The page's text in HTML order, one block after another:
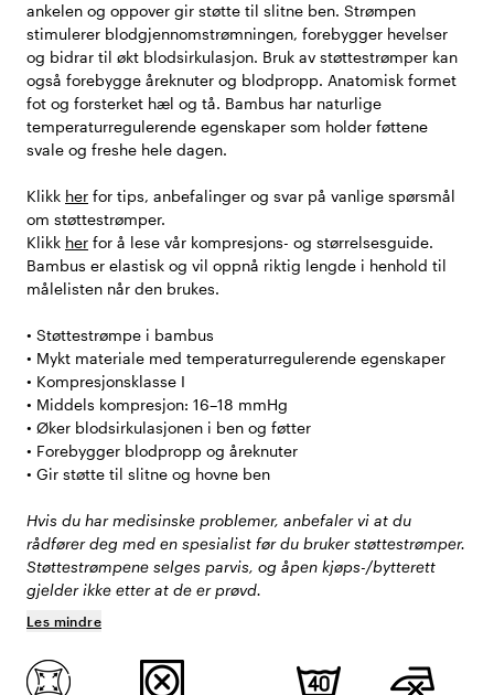
ankelen og oppover gir støtte til slitne ben. Strømpen
stimulerer blodgjennomstrømningen, forebygger hevelser
og bidrar til økt blodsirkulasjon. Bruk av støttestrømper kan
også forebygge åreknuter og blodpropp. Anatomisk formet
fot og forsterket hæl og tå. Bambus har naturlige
temperaturregulerende egenskaper som holder føttene
svale og freshe hele dagen.
Klikk her for tips, anbefalinger og svar på vanlige spørsmål
om støttestrømper.
Klikk her for å lese vår kompresjons- og størrelsesguide.
Bambus er elastisk og vil oppnå riktig lengde i henhold til
målelisten når den brukes.
• Støttestrømpe i bambus
• Mykt materiale med temperaturregulerende egenskaper
• Kompresjonsklasse I
• Middels kompresjon: 16–18 mmHg
• Øker blodsirkulasjonen i ben og føtter
• Forebygger blodpropp og åreknuter
• Gir støtte til slitne og hovne ben
Hvis du har medisinske problemer, anbefaler vi at du
rådfører deg med en spesialist før du bruker støttestrømper.
Støttestrømpene selges parvis, og åpen kjøps-/bytterett
gjelder ikke etter at de er prøvd.
Les mindre